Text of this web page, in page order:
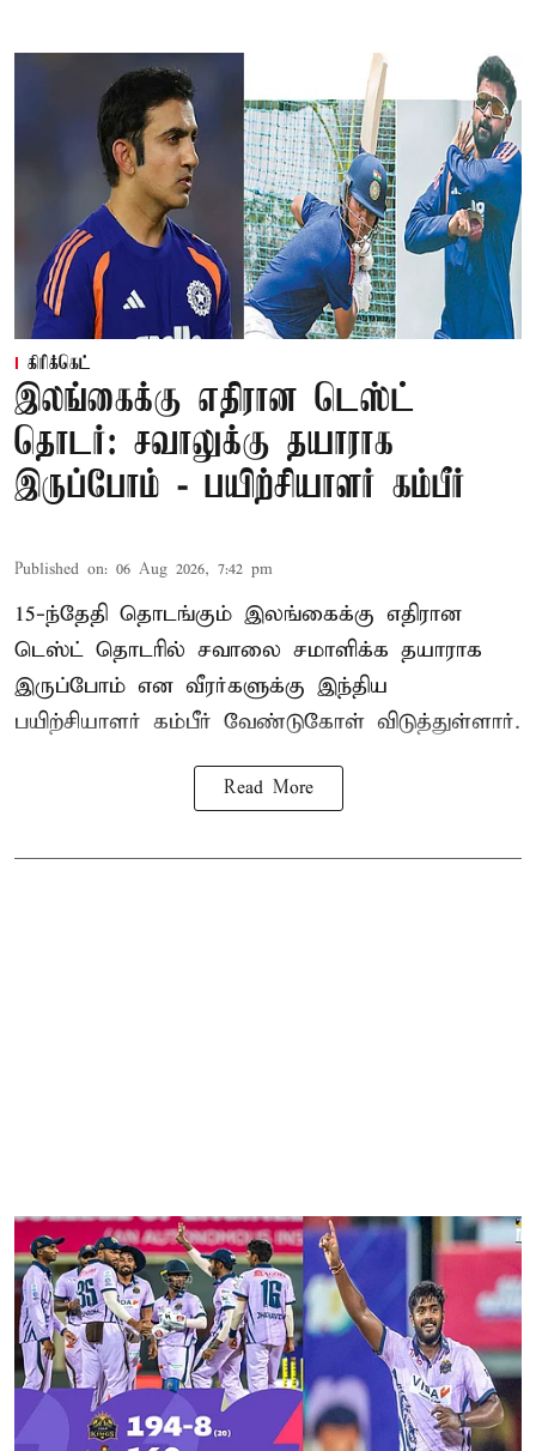
கிரிக்கெட்
இலங்கைக்கு எதிரான டெஸ்ட்
தொடர்: சவாலுக்கு தயாராக
இருப்போம் - பயிற்சியாளர் கம்பீர்
Published on: 06 Aug 2026, 7:42 pm
15-ந்தேதி தொடங்கும் இலங்கைக்கு எதிரான
டெஸ்ட் தொடரில் சவாலை சமாளிக்க தயாராக
இருப்போம் என வீரர்களுக்கு இந்திய
பயிற்சியாளர் கம்பீர் வேண்டுகோள் விடுத்துள்ளார்.
Read More